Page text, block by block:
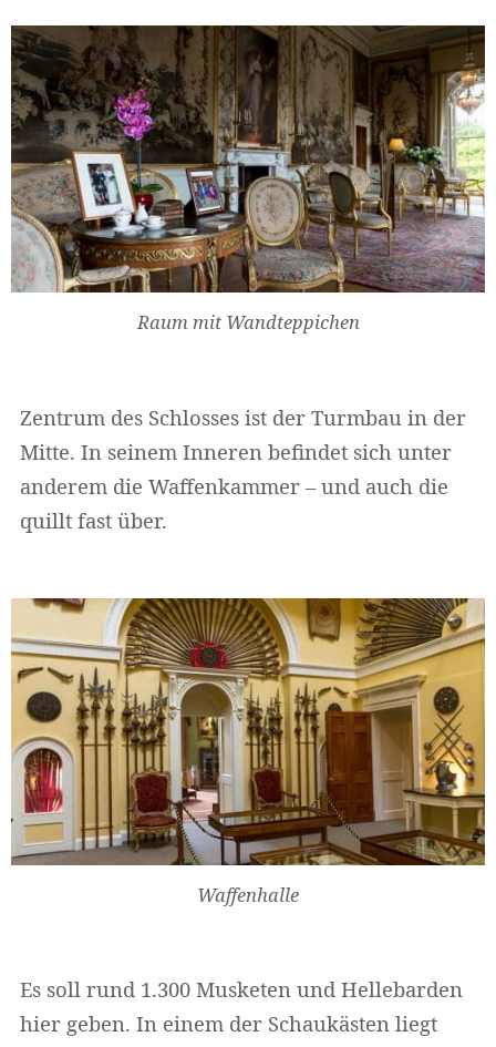
Raum mit Wandteppichen
Zentrum des Schlosses ist der Turmbau in der
Mitte. In seinem Inneren befindet sich unter
anderem die Waffenkammer – und auch die
quillt fast über.
Waffenhalle
Es soll rund 1.300 Musketen und Hellebarden
hier geben. In einem der Schaukästen liegt